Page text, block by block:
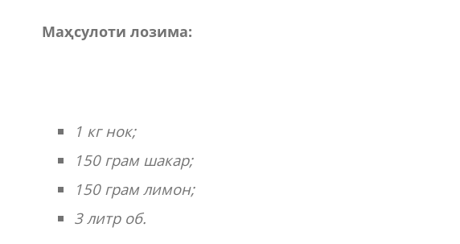
Маҳсулоти лозима:
1 кг нок;
150 грам шакар;
150 грам лимон;
3 литр об.